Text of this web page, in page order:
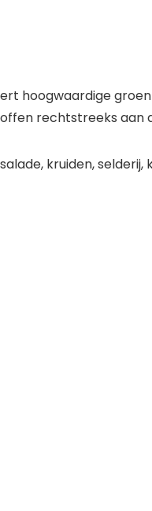
hoogwaardige
rechtstreeks aan
kruiden, selderij,